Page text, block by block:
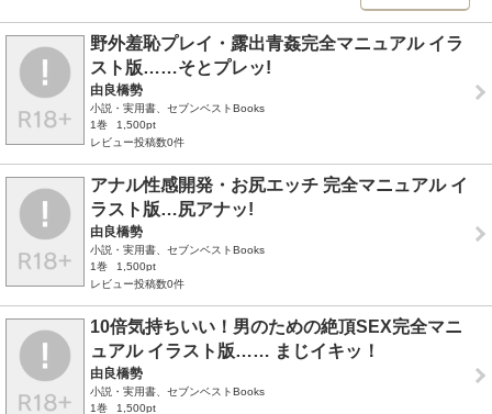
野外羞恥プレイ・露出青姦完全マニュアル イラ
スト版……そとプレッ!
由良橋勢
小説・実用書、セブンベストBooks
1巻
1,500pt
レビュー投稿数0件
アナル性感開発・お尻エッチ 完全マニュアル イ
ラスト版…尻アナッ!
由良橋勢
小説・実用書、セブンベストBooks
1巻
1,500pt
レビュー投稿数0件
10倍気持ちいい！男のための絶頂SEX完全マニ
ュアル イラスト版…… まじイキッ！
由良橋勢
小説・実用書、セブンベストBooks
1巻
1,500pt